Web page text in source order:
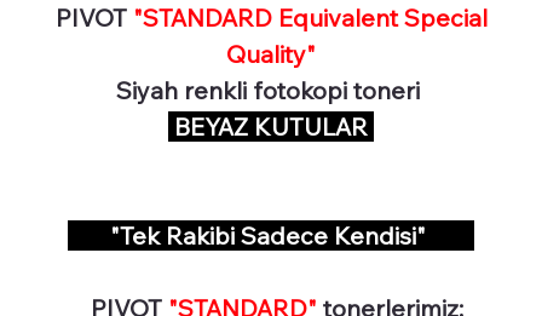
PIVOT "STANDARD Equivalent Special
Quality"
Siyah renkli fotokopi toneri
BEYAZ KUTULAR
"Tek Rakibi Sadece Kendisi"
PIVOT "STANDARD" tonerlerimiz;